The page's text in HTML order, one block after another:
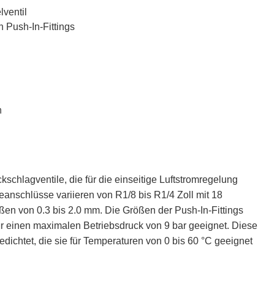
Push-In-Fittings
die für die einseitige Luftstromregelung
variieren von R1/8 bis R1/4 Zoll mit 18
von 0.3 bis 2.0 mm. Die Größen der Push-In-Fittings
einen maximalen Betriebsdruck von 9 bar geeignet. Diese
die sie für Temperaturen von 0 bis 60 °C geeignet